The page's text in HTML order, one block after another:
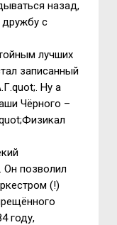
назад,
дружбу с
лучших
записанный
Ну а
Чёрного –
Он позволил
(!)
году,